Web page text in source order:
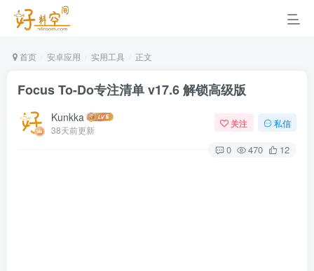
首页 安卓应用 实用工具 正文
Focus To-Do专注清单 v17.6 解锁高级版
Kunkka
38天前更新
关注 私信
0 470 12